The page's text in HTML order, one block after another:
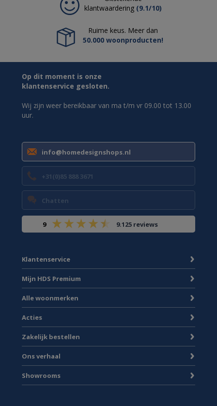
klantwaardering (9.1/10)
Ruime keus. Meer dan
50.000 woonproducten!
Op dit moment is onze
klantenservice gesloten.
Wij zijn weer bereikbaar van ma t/m vr 09.00 tot 13.00
uur.
info@homedesignshops.nl
+31(0)85 888 3671
Chatten
9 9.125 reviews
Klantenservice
Mijn HDS Premium
Alle woonmerken
Acties
Zakelijk bestellen
Ons verhaal
Showrooms